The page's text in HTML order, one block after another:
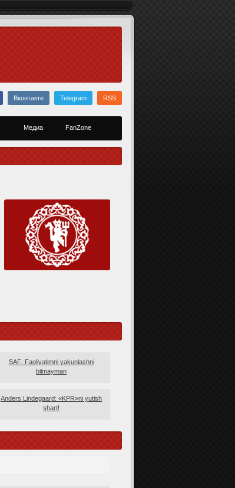
Вконтакте Telegram RSS
Медиа FanZone
SAF: Faoliyatimni yakunlashni
bilmayman
Anders Lindegaard: «KPR»ni yutish
shart!